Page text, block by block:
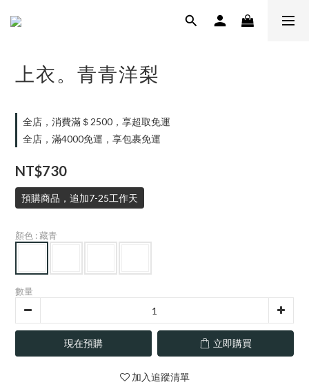
上衣。青青洋梨
全店，消費滿＄2500，享超取免運
全店，滿4000免運，享包裹免運
NT$730
預購商品，追加7-25工作天
顏色 : 藏青
數量
現在預購 立即購買
加入追蹤清單